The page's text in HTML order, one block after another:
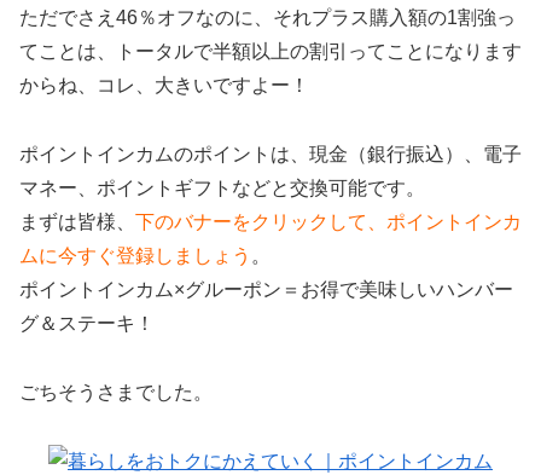
ただでさえ46％オフなのに、それプラス購入額の1割強っ
てことは、トータルで半額以上の割引ってことになります
からね、コレ、大きいですよー！
ポイントインカムのポイントは、現金（銀行振込）、電子
マネー、ポイントギフトなどと交換可能です。
まずは皆様、 下のバナーをクリックして、ポイントインカ
ムに今すぐ登録しましょう 。
ポイントインカム×グルーポン＝お得で美味しいハンバー
グ＆ステーキ！
ごちそうさまでした。